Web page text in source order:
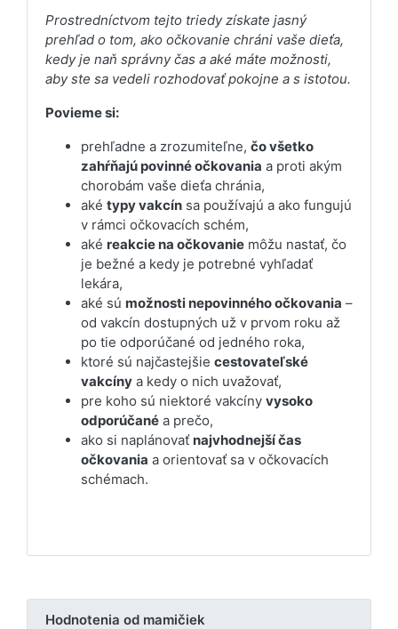
Prostredníctvom tejto triedy získate jasný
prehľad o tom, ako očkovanie chráni vaše dieťa,
kedy je naň správny čas a aké máte možnosti,
aby ste sa vedeli rozhodovať pokojne a s istotou.
Povieme si:
prehľadne a zrozumiteľne, čo všetko
zahŕňajú povinné očkovania a proti akým
chorobám vaše dieťa chránia,
aké typy vakcín sa používajú a ako fungujú
v rámci očkovacích schém,
aké reakcie na očkovanie môžu nastať, čo
je bežné a kedy je potrebné vyhľadať
lekára,
aké sú možnosti nepovinného očkovania –
od vakcín dostupných už v prvom roku až
po tie odporúčané od jedného roka,
ktoré sú najčastejšie cestovateľské
vakcíny a kedy o nich uvažovať,
pre koho sú niektoré vakcíny vysoko
odporúčané a prečo,
ako si naplánovať najvhodnejší čas
očkovania a orientovať sa v očkovacích
schémach.
Hodnotenia od mamičiek